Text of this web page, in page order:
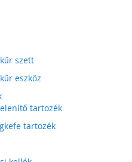
szett
eszköz
tartozék
tartozék